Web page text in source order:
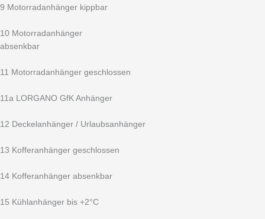
9 Motorradanhänger kippbar
10 Motorradanhänger
absenkbar
11 Motorradanhänger geschlossen
11a LORGANO GfK Anhänger
12 Deckelanhänger / Urlaubsanhänger
13 Kofferanhänger geschlossen
14 Kofferanhänger absenkbar
15 Kühlanhänger bis +2°C